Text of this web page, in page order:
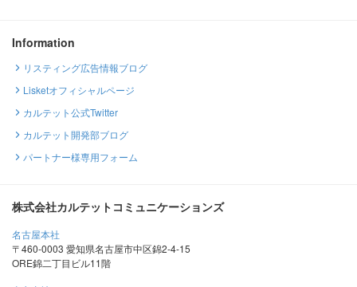
Information
リスティング広告情報ブログ
Lisketオフィシャルページ
カルテット公式Twitter
カルテット開発部ブログ
パートナー様専用フォーム
株式会社カルテットコミュニケーションズ
名古屋本社
〒460-0003 愛知県名古屋市中区錦2-4-15
ORE錦二丁目ビル11階